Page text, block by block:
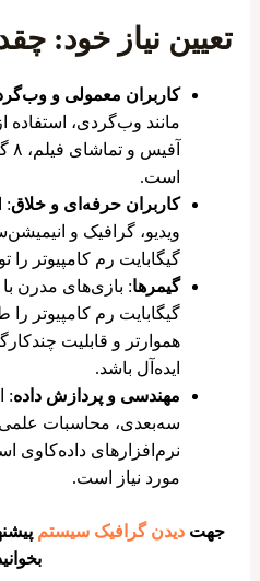
تعیین نیاز خود:
کاربران معمولی و
مانند وب‌گردی، استفاده
است.
کاربران حرفه‌ای و خلاق:
گیگابایت رم کامپیوتر را
گیمرها
گیگابایت رم کامپیوتر
ایده‌آل باشد.
مهندسی و پردازش داده:
سه‌بعدی، محاسبات علمی
مورد نیاز است.
جهتدیدن گرافیک سیستم